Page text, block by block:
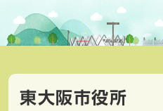
東大阪市役所